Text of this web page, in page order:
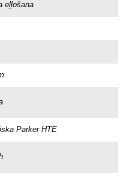
eļļošana
Parker HTE